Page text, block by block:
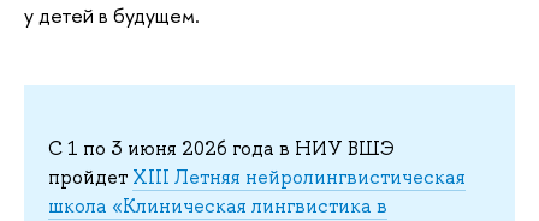
у детей в будущем.
С 1 по 3 июня 2026 года в НИУ ВШЭ
пройдет XIII Летняя нейролингвистическая
школа «Клиническая лингвистика в